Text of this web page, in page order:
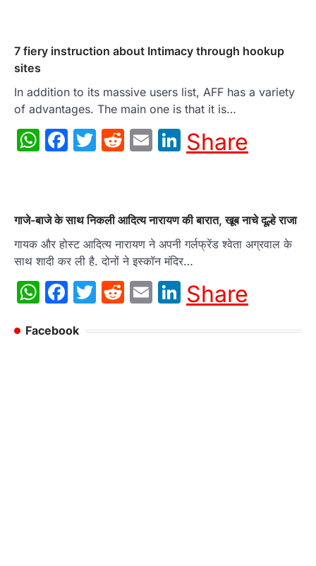
7 fiery instruction about Intimacy through hookup
sites
In addition to its massive users list, AFF has a variety
of advantages. The main one is that it is…
WhatsApp
Facebook
Twitter
Reddit
EmailLinkedIn
Share
गाजे-बाजे के साथ निकली आदित्य नारायण की बारात, खूब नाचे दूल्हे राजा
गायक और होस्ट आदित्य नारायण ने अपनी गर्लफ्रेंड श्वेता अग्रवाल के
साथ शादी कर ली है. दोनों ने इस्कॉन मंदिर…
WhatsApp
Facebook
Twitter
Reddit
EmailLinkedIn
Share
Facebook